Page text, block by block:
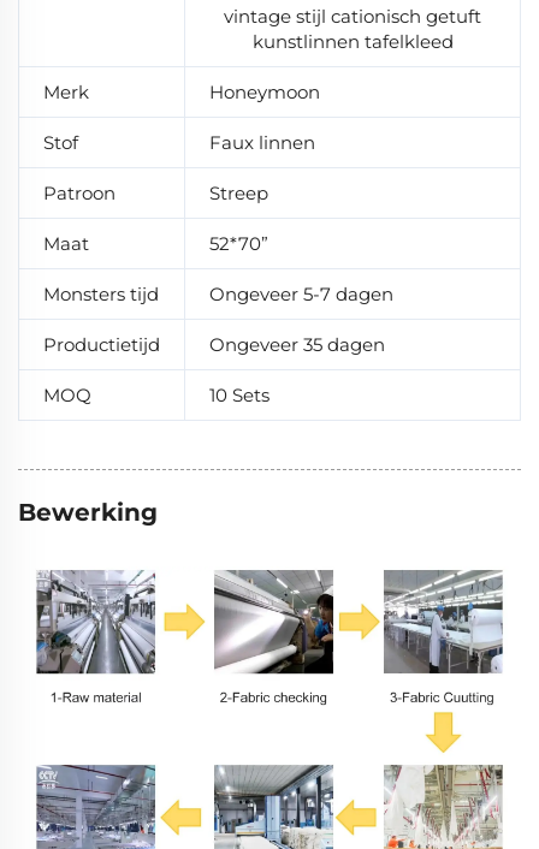
vintage stijl cationisch getuft
kunstlinnen tafelkleed
Merk Honeymoon
Stof Faux linnen
Patroon Streep
Maat 52*70”
Monsters tijd Ongeveer 5-7 dagen
Productietijd Ongeveer 35 dagen
MOQ 10 Sets
Bewerking